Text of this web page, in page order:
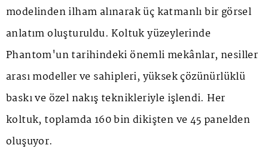
modelinden ilham alınarak üç katmanlı bir görsel
anlatım oluşturuldu. Koltuk yüzeylerinde
Phantom'un tarihindeki önemli mekânlar, nesiller
arası modeller ve sahipleri, yüksek çözünürlüklü
baskı ve özel nakış teknikleriyle işlendi. Her
koltuk, toplamda 160 bin dikişten ve 45 panelden
oluşuyor.